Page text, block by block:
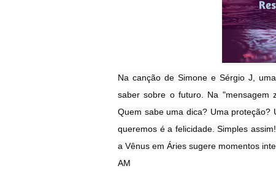
Na canção de Simone e Sérgio J,
saber sobre o futuro. Na "mensagem
Quem sabe uma dica? Uma
queremos é a felicidade. Simples
a Vênus em Áries sugere momentos
AM